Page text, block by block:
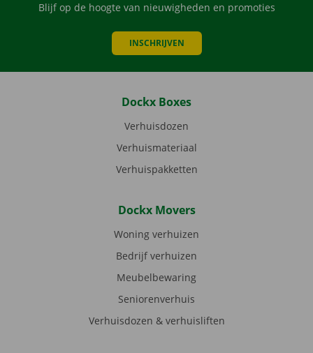
Blijf op de hoogte van nieuwigheden en promoties
INSCHRIJVEN
Dockx Boxes
Verhuisdozen
Verhuismateriaal
Verhuispakketten
Dockx Movers
Woning verhuizen
Bedrijf verhuizen
Meubelbewaring
Seniorenverhuis
Verhuisdozen & verhuisliften